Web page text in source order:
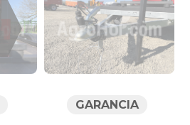
GARANCIA